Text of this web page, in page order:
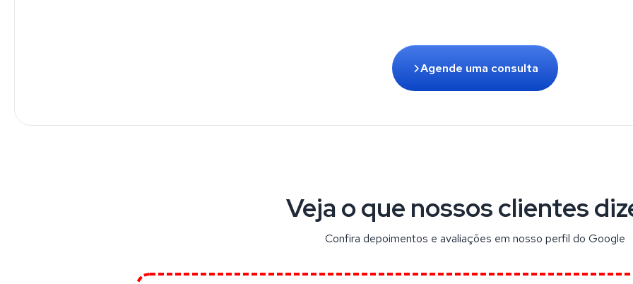
Agende uma consulta
Veja o que nossos clientes
Confira depoimentos e avaliações em nosso perfil do Google